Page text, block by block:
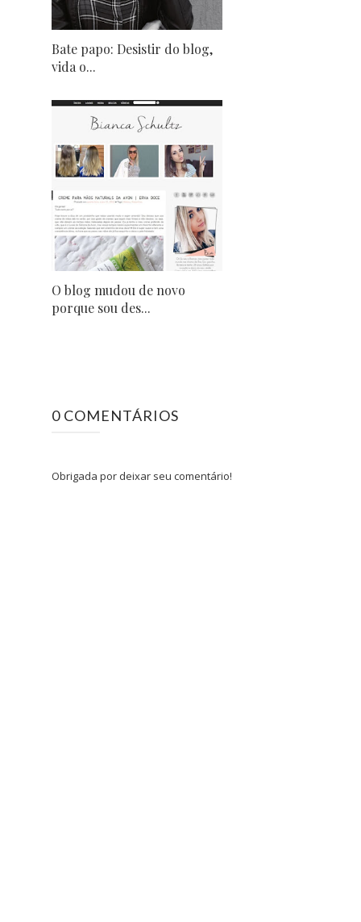
Bate papo: Desistir do blog,
vida o...
O blog mudou de novo
porque sou des...
0 COMENTÁRIOS
Obrigada por deixar seu comentário!